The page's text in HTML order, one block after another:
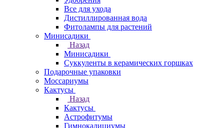
Все для ухода
Дистиллированная вода
Фитолампы для растений
Минисадики
Назад
Минисадики
Суккуленты в керамических горшках
Подарочные упаковки
Моссариумы
Кактусы
Назад
Кактусы
Астрофитумы
Гимнокалициумы